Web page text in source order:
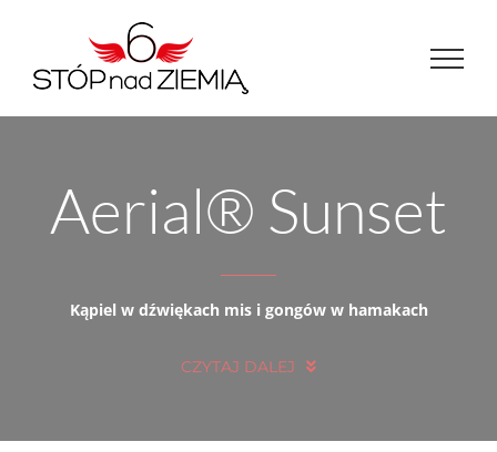
Aerial® Sunset
Kąpiel w dźwiękach mis i gongów w hamakach
CZYTAJ DALEJ